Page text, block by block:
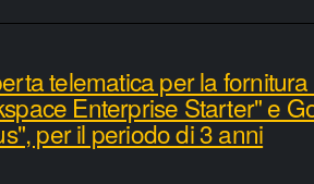
telematica per la
Enterprise Starter" e
per il periodo di 3 anni